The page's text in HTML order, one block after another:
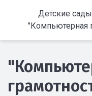
Детские сады
"Компьютерная